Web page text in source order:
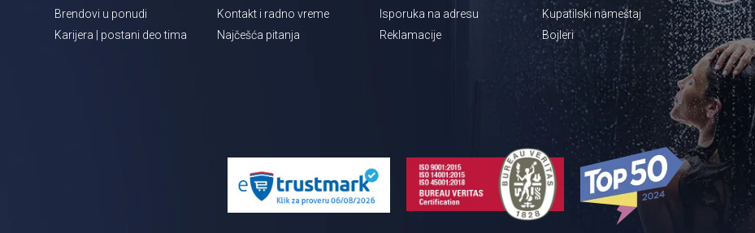
Brendovi u ponudi
Karijera | postani deo tima
Kontakt i radno vreme
Najčešća pitanja
Isporuka na adresu
Reklamacije
Kupatilski nameštaj
Bojleri